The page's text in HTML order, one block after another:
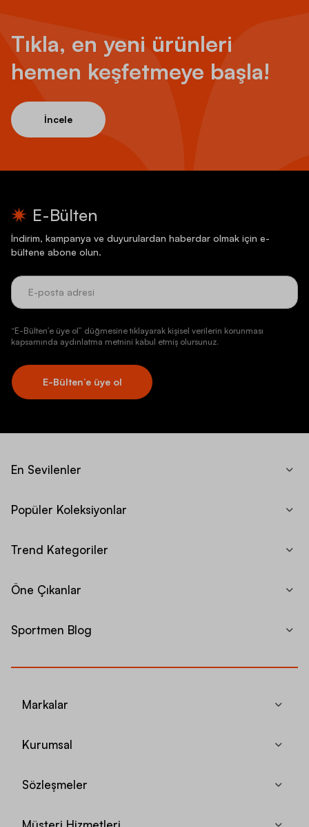
Tıkla, en yeni ürünleri
hemen keşfetmeye başla!
İncele
E-Bülten
İndirim, kampanya ve duyurulardan haberdar olmak için e-
bültene abone olun.
“E-Bülten’e üye ol” düğmesine tıklayarak kişisel verilerin korunması
kapsamında aydınlatma metnini kabul etmiş olursunuz.
E-Bülten’e üye ol
En Sevilenler
Popüler Koleksiyonlar
Trend Kategoriler
Öne Çıkanlar
Sportmen Blog
Markalar
Kurumsal
Sözleşmeler